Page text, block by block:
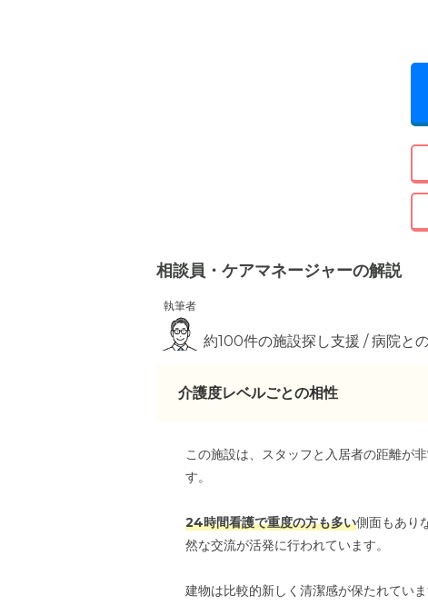
相談員・ケアマネージャーの解説
執筆者
約100件の施設探し支援 / 病院と
介護度レベルごとの相性
この施設は、スタッフと入居者の距離が
す。
24時間看護で重度の方も多い側面もあり
然な交流が活発に行われています。
建物は比較的新しく清潔感が保たれていま